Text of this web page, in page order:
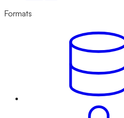
Formats